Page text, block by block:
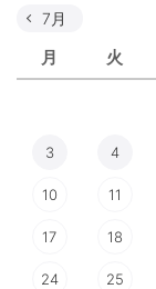
月 火
7月
3 4
10 11
17 18
24 25